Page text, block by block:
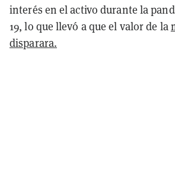
interés en el activo durante la
19, lo que llevó a que el valor de la
disparara.